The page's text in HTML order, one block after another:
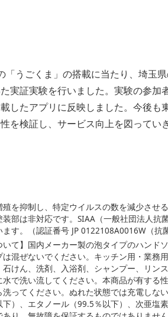
「うごくま」の搭載に当たり、埼玉
実証実験を行いました。実験の参
したアプリに反映しました。今後も
を検証し、サービス向上を図っていき
を抑制し、特定ウイルスの数を減少させ
装部は非対応です。SIAA（一般社団法人
す。（認証番号 JP 0122108A0016W（抗
いて】国内メーカー製の泡タイプのハン
混ぜないでください。キッチン用・業務
けん、洗剤、入浴剤、シャンプー、リン
で洗い流してください。本商品が有する
ってください。ぬれた状態では充電し
）、エタノール（99.5％以下）、次亜塩